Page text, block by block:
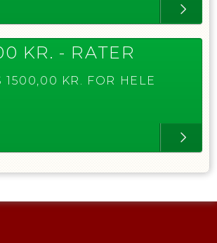
KR. - RATER
1500,00 KR. FOR HELE